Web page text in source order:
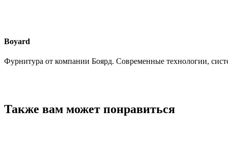
Boyard
Фурнитура от компании Боярд. Современные технологии,
Также вам может понравиться